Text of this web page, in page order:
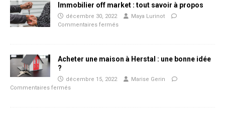
Immobilier off market : tout savoir à propos
décembre 30, 2022
Maya Lurinot
Commentaires fermés
Acheter une maison à Herstal : une bonne idée
?
décembre 15, 2022
Marise Gerin
Commentaires fermés